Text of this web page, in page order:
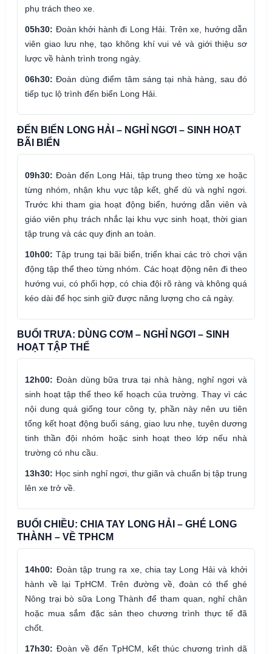
phụ trách theo xe.
05h30: Đoàn khởi hành đi Long Hải. Trên xe, hướng dẫn
viên giao lưu nhẹ, tạo không khí vui vẻ và giới thiệu sơ
lược về hành trình trong ngày.
06h30: Đoàn dùng điểm tâm sáng tại nhà hàng, sau đó
tiếp tục lộ trình đến biển Long Hải.
ĐẾN BIỂN LONG HẢI – NGHỈ NGƠI – SINH HOẠT
BÃI BIỂN
09h30: Đoàn đến Long Hải, tập trung theo từng xe hoặc
từng nhóm, nhận khu vực tập kết, ghế dù và nghỉ ngơi.
Trước khi tham gia hoạt động biển, hướng dẫn viên và
giáo viên phụ trách nhắc lại khu vực sinh hoạt, thời gian
tập trung và các quy định an toàn.
10h00: Tập trung tại bãi biển, triển khai các trò chơi vận
động tập thể theo từng nhóm. Các hoạt động nên đi theo
hướng vui, có phối hợp, có chia đội rõ ràng và không quá
kéo dài để học sinh giữ được năng lượng cho cả ngày.
BUỔI TRƯA: DÙNG CƠM – NGHỈ NGƠI – SINH
HOẠT TẬP THỂ
12h00: Đoàn dùng bữa trưa tại nhà hàng, nghỉ ngơi và
sinh hoạt tập thể theo kế hoạch của trường. Thay vì các
nội dung quá giống tour công ty, phần này nên ưu tiên
tổng kết hoạt động buổi sáng, giao lưu nhẹ, tuyên dương
tinh thần đội nhóm hoặc sinh hoạt theo lớp nếu nhà
trường có nhu cầu.
13h30: Học sinh nghỉ ngơi, thư giãn và chuẩn bị tập trung
lên xe trở về.
BUỔI CHIỀU: CHIA TAY LONG HẢI – GHÉ LONG
THÀNH – VỀ TPHCM
14h00: Đoàn tập trung ra xe, chia tay Long Hải và khởi
hành về lại TpHCM. Trên đường về, đoàn có thể ghé
Nông trại bò sữa Long Thành để tham quan, nghỉ chân
hoặc mua sắm đặc sản theo chương trình thực tế đã
chốt.
17h30: Đoàn về đến TpHCM, kết thúc chương trình dã